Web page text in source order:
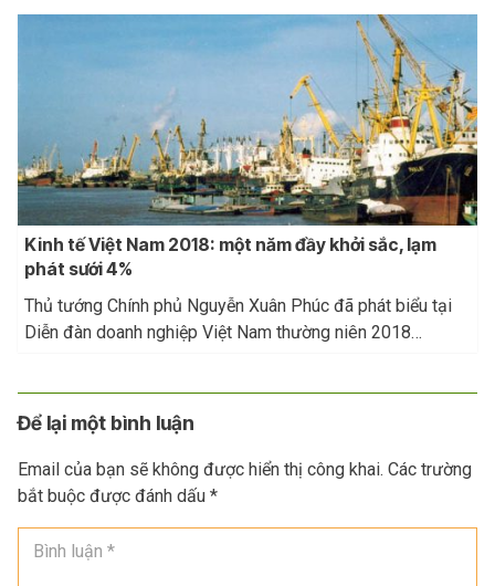
Kinh tế Việt Nam 2018: một năm đầy khởi sắc, lạm
phát sưới 4%
Thủ tướng Chính phủ Nguyễn Xuân Phúc đã phát biểu tại
Diễn đàn doanh nghiệp Việt Nam thường niên 2018…
Để lại một bình luận
Email của bạn sẽ không được hiển thị công khai. Các trường
bắt buộc được đánh dấu *